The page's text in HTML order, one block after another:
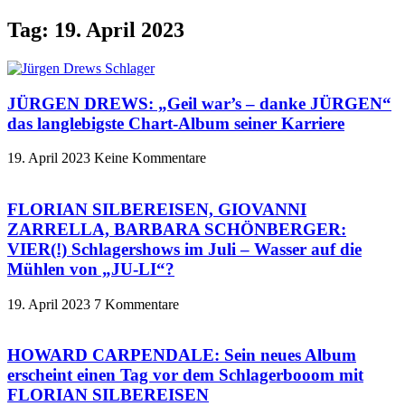
Tag: 19. April 2023
JÜRGEN DREWS: „Geil war’s – danke JÜRGEN“
das langlebigste Chart-Album seiner Karriere
19. April 2023 Keine Kommentare
FLORIAN SILBEREISEN, GIOVANNI
ZARRELLA, BARBARA SCHÖNBERGER:
VIER(!) Schlagershows im Juli – Wasser auf die
Mühlen von „JU-LI“?
19. April 2023 7 Kommentare
HOWARD CARPENDALE: Sein neues Album
erscheint einen Tag vor dem Schlagerbooom mit
FLORIAN SILBEREISEN